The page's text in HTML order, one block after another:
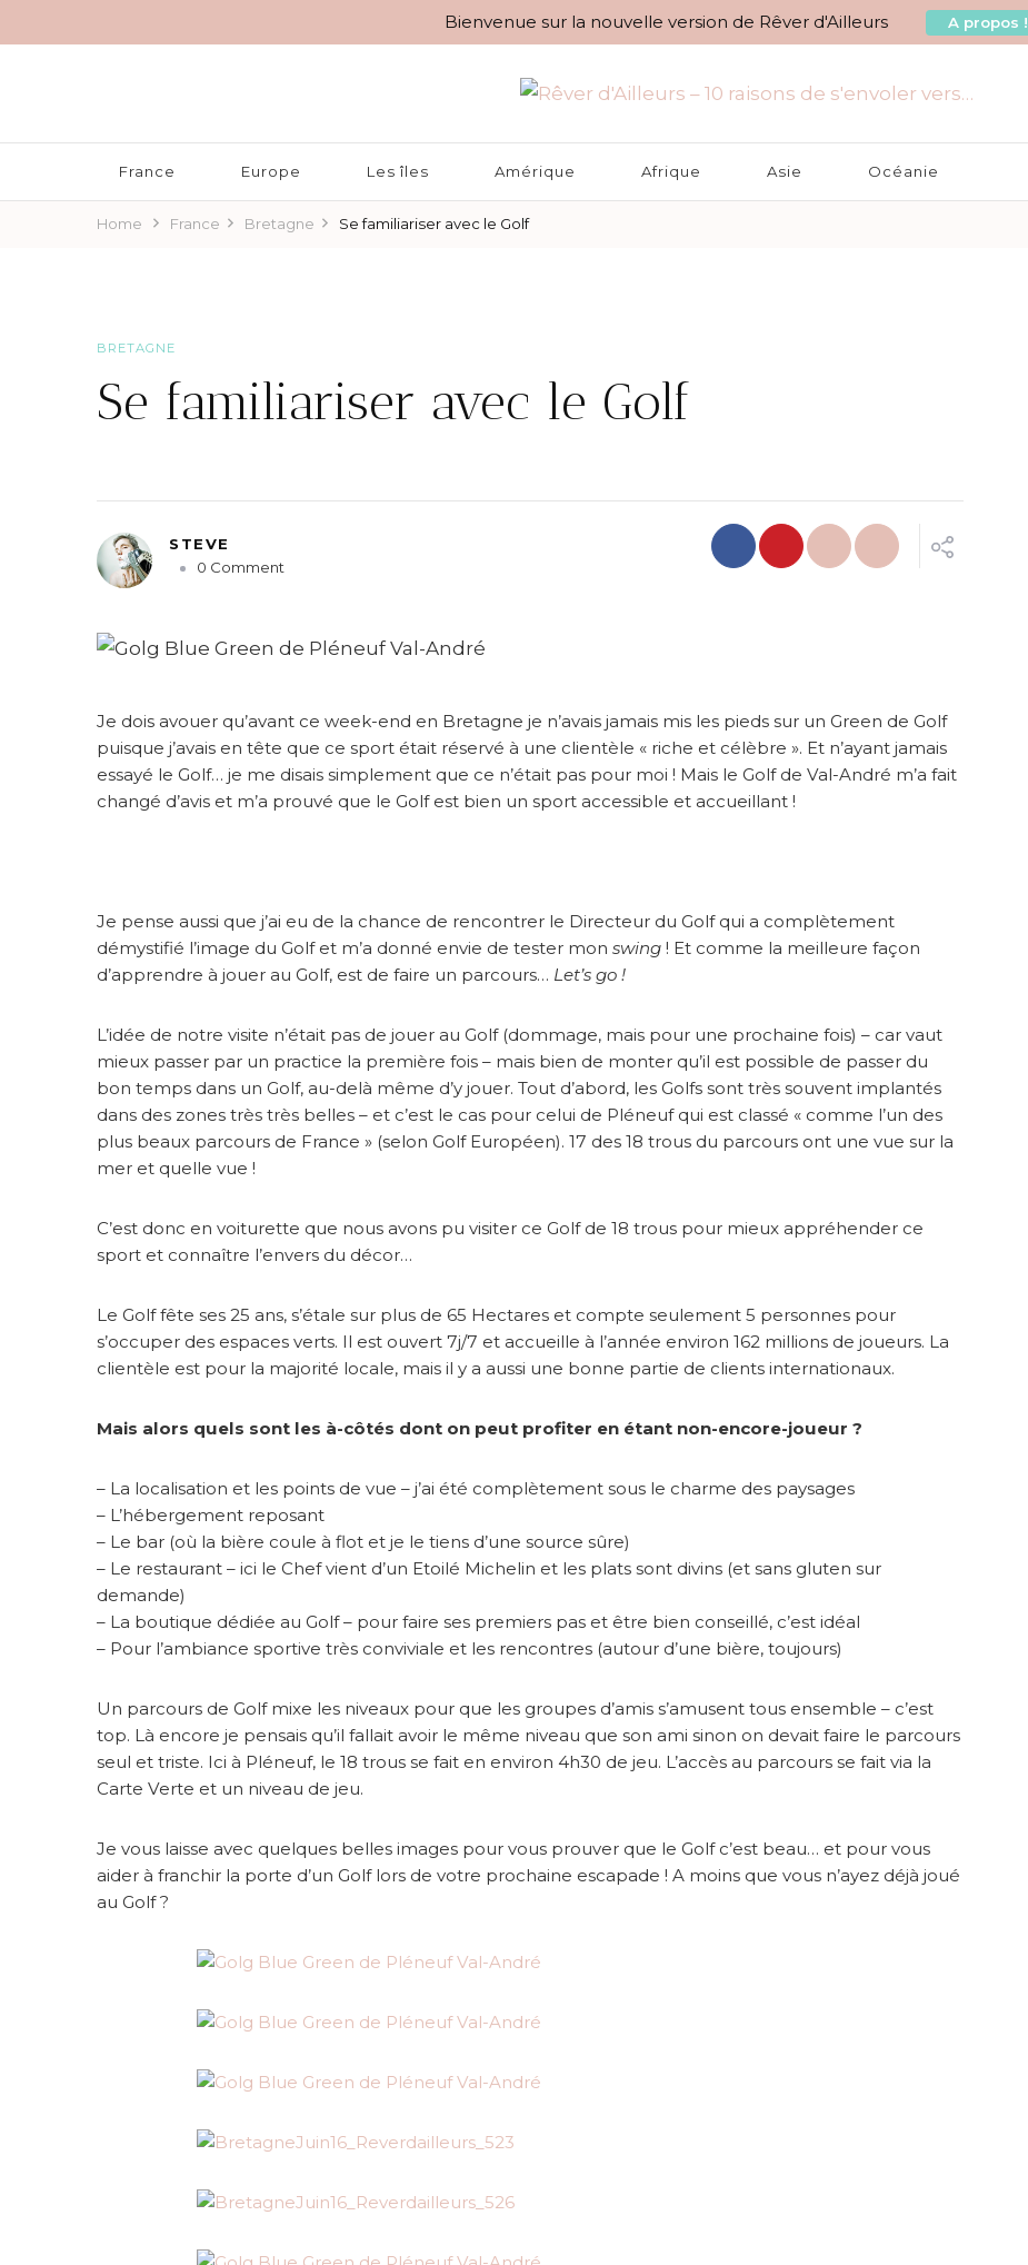
Bienvenue sur la nouvelle version de Rêver d'Ailleurs A propos !
Rêver d'Ailleurs – 10 raisons de s'envoler vers…
France Europe Les îles Amérique Afrique Asie Océanie
Home France Bretagne Se familiariser avec le Golf
BRETAGNE
Se familiariser avec le Golf
STEVE
0 Comment
f
i
i
a
r
a
e
l
e
G
l
f
Je dois avouer qu’avant ce week-end en Bretagne je n’avais jamais mis les pieds sur un Green de Golf
puisque j’avais en tête que ce sport était réservé à une clientèle « riche et célèbre ». Et n’ayant jamais
essayé le Golf… je me disais simplement que ce n’était pas pour moi ! Mais le Golf de Val-André m’a fait
changé d’avis et m’a prouvé que le Golf est bien un sport accessible et accueillant !
Je pense aussi que j’ai eu de la chance de rencontrer le Directeur du Golf qui a complètement
démystifié l’image du Golf et m’a donné envie de tester mon swing ! Et comme la meilleure façon
d’apprendre à jouer au Golf, est de faire un parcours… Let’s go !
L’idée de notre visite n’était pas de jouer au Golf (dommage, mais pour une prochaine fois) – car vaut
mieux passer par un practice la première fois – mais bien de monter qu’il est possible de passer du
bon temps dans un Golf, au-delà même d’y jouer. Tout d’abord, les Golfs sont très souvent implantés
dans des zones très très belles – et c’est le cas pour celui de Pléneuf qui est classé « comme l’un des
plus beaux parcours de France » (selon Golf Européen). 17 des 18 trous du parcours ont une vue sur la
mer et quelle vue !
C’est donc en voiturette que nous avons pu visiter ce Golf de 18 trous pour mieux appréhender ce
sport et connaître l’envers du décor…
Le Golf fête ses 25 ans, s’étale sur plus de 65 Hectares et compte seulement 5 personnes pour
s’occuper des espaces verts. Il est ouvert 7j/7 et accueille à l’année environ 162 millions de joueurs. La
clientèle est pour la majorité locale, mais il y a aussi une bonne partie de clients internationaux.
Mais alors quels sont les à-côtés dont on peut profiter en étant non-encore-joueur ?
– La localisation et les points de vue – j’ai été complètement sous le charme des paysages
– L’hébergement reposant
– Le bar (où la bière coule à flot et je le tiens d’une source sûre)
– Le restaurant – ici le Chef vient d’un Etoilé Michelin et les plats sont divins (et sans gluten sur
demande)
– La boutique dédiée au Golf – pour faire ses premiers pas et être bien conseillé, c’est idéal
– Pour l’ambiance sportive très conviviale et les rencontres (autour d’une bière, toujours)
Un parcours de Golf mixe les niveaux pour que les groupes d’amis s’amusent tous ensemble – c’est
top. Là encore je pensais qu’il fallait avoir le même niveau que son ami sinon on devait faire le parcours
seul et triste. Ici à Pléneuf, le 18 trous se fait en environ 4h30 de jeu. L’accès au parcours se fait via la
Carte Verte et un niveau de jeu.
Je vous laisse avec quelques belles images pour vous prouver que le Golf c’est beau… et pour vous
aider à franchir la porte d’un Golf lors de votre prochaine escapade ! A moins que vous n’ayez déjà joué
au Golf ?